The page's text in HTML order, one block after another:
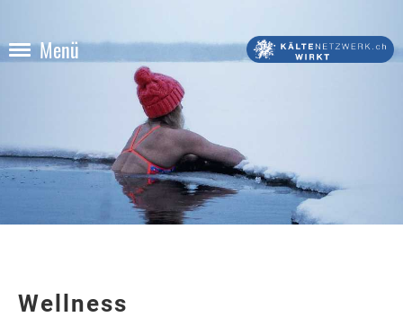
Menü
Wellness